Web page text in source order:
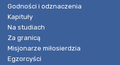
Godności i odznaczenia
Kapituły
Na studiach
Za granicą
Misjonarze miłosierdzia
Egzorcyści